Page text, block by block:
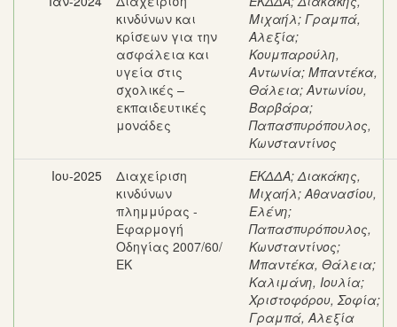
κινδύνων και
κρίσεων για την
ασφάλεια και
υγεία στις
σχολικές –
εκπαιδευτικές
μονάδες
Μιχαήλ; Γραμπά,
Αλεξία;
Κουμπαρούλη,
Αντωνία; Μπαντέκα,
Θάλεια;Αντωνίου,
Βαρβάρα;
Παπασπυρόπουλος,
Κωνσταντίνος
Ιου-2025
Διαχείριση
κινδύνων
πλημμύρας -
Εφαρμογή
Οδηγίας 2007/60/
ΕΚ
ΕΚΔΔΑ;Διακάκης,
Μιχαήλ;Αθανασίου,
Ελένη;
Παπασπυρόπουλος,
Κωνσταντίνος;
Μπαντέκα, Θάλεια;
Καλιμάνη, Ιουλία;
Χριστοφόρου, Σοφία;
Γραμπά, Αλεξία